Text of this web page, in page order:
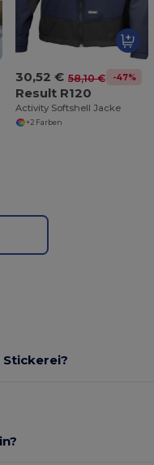
30,52 € 58,10 € -47%
Result R120
Activity Softshell Jacke
+2 Farben